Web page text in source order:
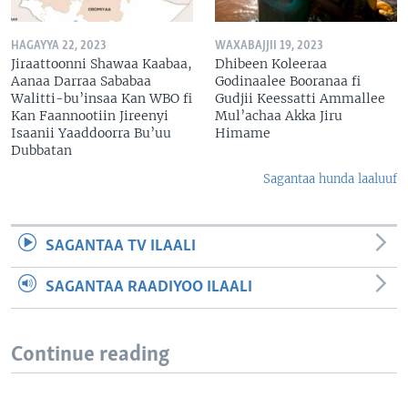
HAGAYYA 22, 2023
Jiraattoonni Shawaa Kaabaa,
Aanaa Darraa Sababaa
Walitti-bu’insaa Kan WBO fi
Kan Faannootiin Jireenyi
Isaanii Yaaddoorra Bu’uu
Dubbatan
WAXABAJJII 19, 2023
Dhibeen Koleeraa
Godinaalee Booranaa fi
Gudjii Keessatti Ammallee
Mul’achaa Akka Jiru
Himame
Sagantaa hunda laaluuf
SAGANTAA TV ILAALI
SAGANTAA RAADIYOO ILAALI
Continue reading